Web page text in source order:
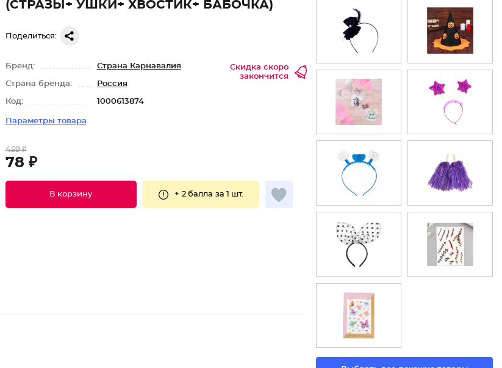
(СТРАЗЫ+ УШКИ+ ХВОСТИК+ БАБОЧКА)
Поделиться:
Бренд: Страна Карнавалия
Страна бренда: Россия
Код: 1000613874
Скидка скоро
закончится
Параметры товара
459 ₽
78 ₽
В корзину + 2 балла за 1 шт.